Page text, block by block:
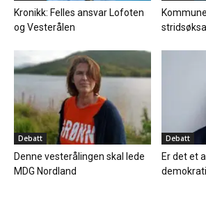
Kronikk: Felles ansvar Lofoten
og Vesterålen
stridsøksa
Debatt
Denne vesterålingen skal lede
MDG Nordland
Debatt
Er det et